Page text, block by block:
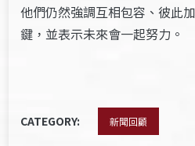
他們仍然強調互相包容、彼此
鍵，並表示未來會一起努力。
CATEGORY: 新聞回顧